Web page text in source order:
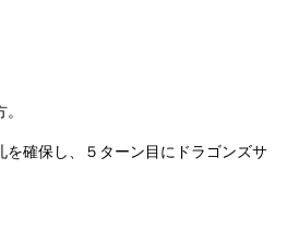
を確保し、５ターン目にドラゴンズサ